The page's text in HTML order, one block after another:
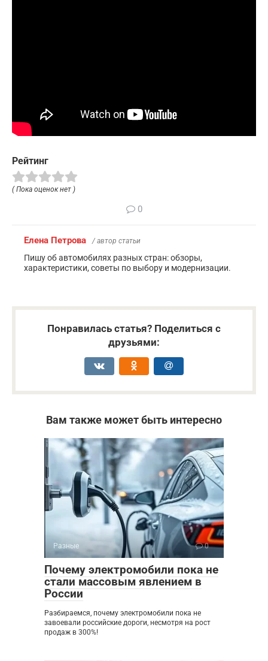
Рейтинг
( Пока оценок нет )
0
Елена Петрова / автор статьи
Пишу об автомобилях разных стран: обзоры,
характеристики, советы по выбору и модернизации.
Понравилась статья? Поделиться с
друзьями:
Вам также может быть интересно
Разные 0
Почему электромобили пока не
стали массовым явлением в
России
Разбираемся, почему электромобили пока не
завоевали российские дороги, несмотря на рост
продаж в 300%!